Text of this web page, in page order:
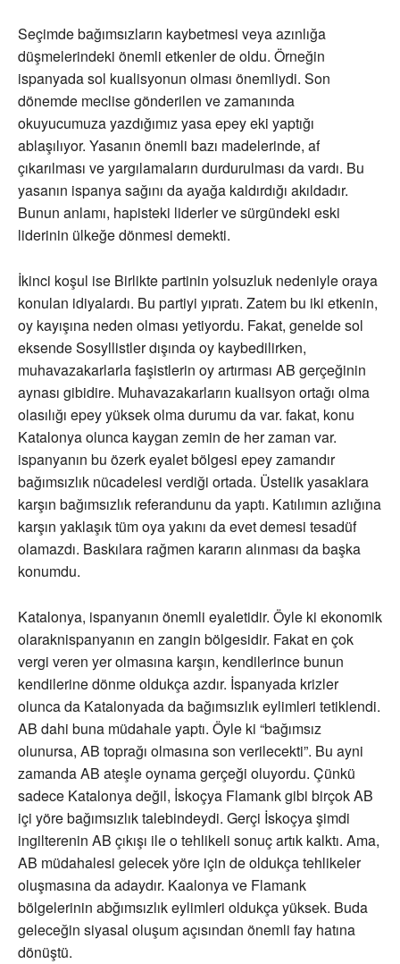
Seçimde bağımsızların kaybetmesi veya azınlığa
düşmelerindeki önemli etkenler de oldu. Örneğin
ispanyada sol kualisyonun olması önemliydi. Son
dönemde meclise gönderilen ve zamanında
okuyucumuza yazdığımız yasa epey eki yaptığı
ablaşılıyor. Yasanın önemli bazı madelerinde, af
çıkarılması ve yargılamaların durdurulması da vardı. Bu
yasanın ispanya sağını da ayağa kaldırdığı akıldadır.
Bunun anlamı, hapisteki liderler ve sürgündeki eski
liderinin ülkeğe dönmesi demekti.
İkinci koşul ise Birlikte partinin yolsuzluk nedeniyle oraya
konulan idiyalardı. Bu partiyi yıpratı. Zatem bu iki etkenin,
oy kayışına neden olması yetiyordu. Fakat, genelde sol
eksende Sosyllistler dışında oy kaybedilirken,
muhavazakarlarla faşistlerin oy artırması AB gerçeğinin
aynası gibidire. Muhavazakarların kualisyon ortağı olma
olasılığı epey yüksek olma durumu da var. fakat, konu
Katalonya olunca kaygan zemin de her zaman var.
ispanyanın bu özerk eyalet bölgesi epey zamandır
bağımsızlık nücadelesi verdiği ortada. Üstelik yasaklara
karşın bağımsızlık referandunu da yaptı. Katılımın azlığına
karşın yaklaşık tüm oya yakını da evet demesi tesadüf
olamazdı. Baskılara rağmen kararın alınması da başka
konumdu.
Katalonya, ispanyanın önemli eyaletidir. Öyle ki ekonomik
olaraknispanyanın en zangin bölgesidir. Fakat en çok
vergi veren yer olmasına karşın, kendilerince bunun
kendilerine dönme oldukça azdır. İspanyada krizler
olunca da Katalonyada da bağımsızlık eylimleri tetiklendi.
AB dahi buna müdahale yaptı. Öyle ki “bağımsız
olunursa, AB toprağı olmasına son verilecekti”. Bu ayni
zamanda AB ateşle oynama gerçeği oluyordu. Çünkü
sadece Katalonya değil, İskoçya Flamank gibi birçok AB
içi yöre bağımsızlık talebindeydi. Gerçi İskoçya şimdi
ingilterenin AB çıkışı ile o tehlikeli sonuç artık kalktı. Ama,
AB müdahalesi gelecek yöre için de oldukça tehlikeler
oluşmasına da adaydır. Kaalonya ve Flamank
bölgelerinin abğımsızlık eylimleri oldukça yüksek. Buda
geleceğin siyasal oluşum açısından önemli fay hatına
dönüştü.